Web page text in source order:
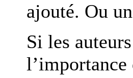
ajouté. Ou
Si les
l’importance